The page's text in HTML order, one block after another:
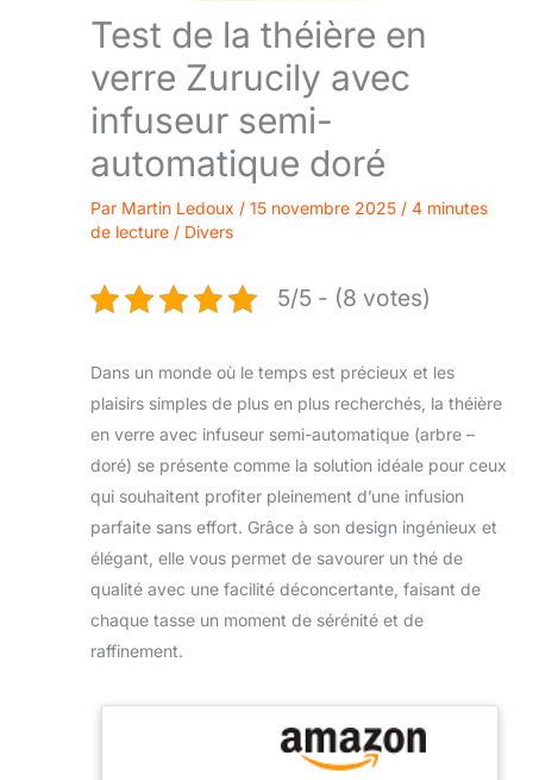
Test de la théière en
verre Zurucily avec
infuseur semi-
automatique doré
Par Martin Ledoux / 15 novembre 2025 / 4 minutes
de lecture / Divers
5/5 - (8 votes)
Dans un monde où le temps est précieux et les
plaisirs simples de plus en plus recherchés, la théière
en verre avec infuseur semi-automatique (arbre –
doré) se présente comme la solution idéale pour ceux
qui souhaitent profiter pleinement d’une infusion
parfaite sans effort. Grâce à son design ingénieux et
élégant, elle vous permet de savourer un thé de
qualité avec une facilité déconcertante, faisant de
chaque tasse un moment de sérénité et de
raffinement.